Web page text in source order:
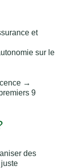
et
sur le
→
9
des